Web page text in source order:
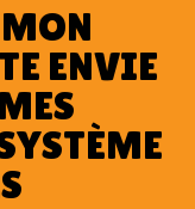
ENVIE